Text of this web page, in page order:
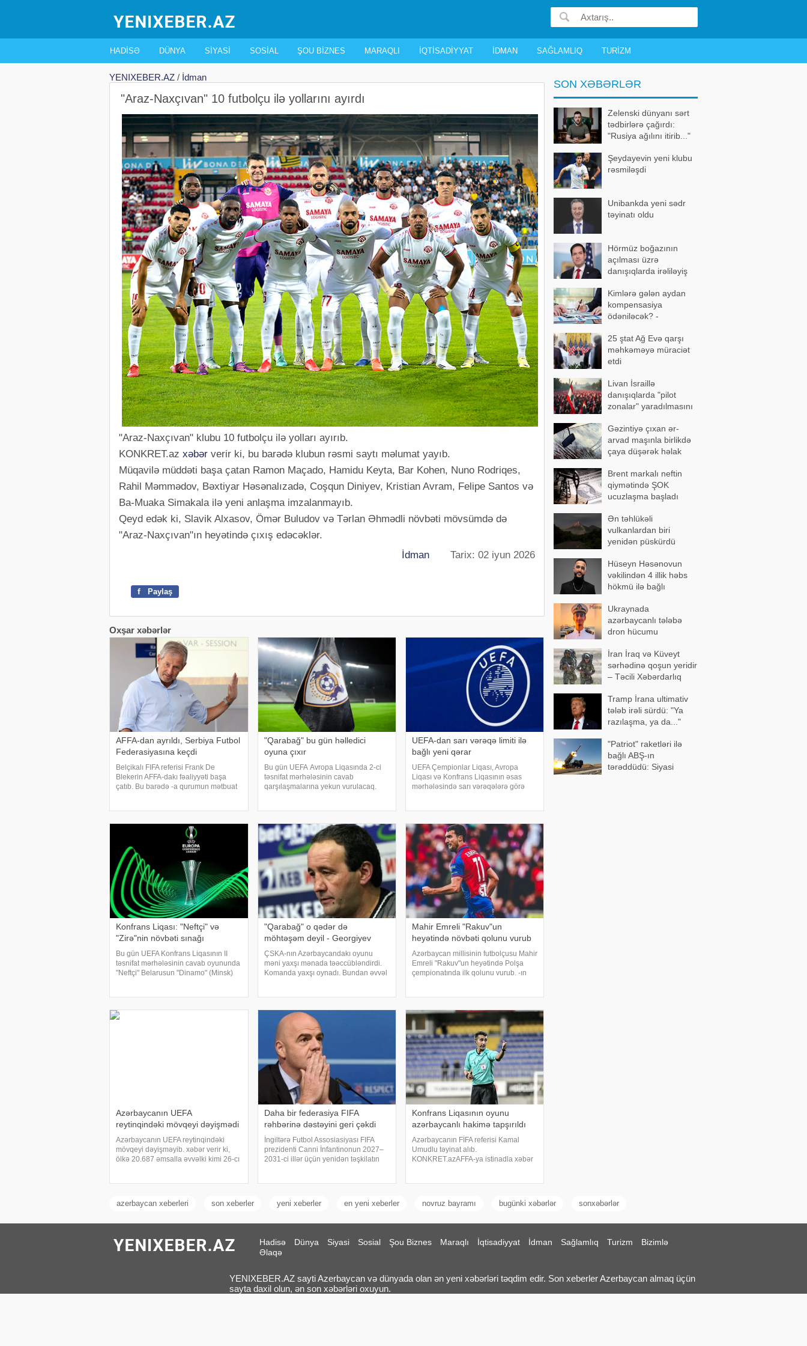
HADISƏ DÜNYA SIYASI SOSIAL ŞOU BIZNES MARAQLI İQTISADIYYAT İDMAN SAĞLAMLIQ TURIZM
YENIXEBER.AZ / İdman
"Araz-Naxçıvan" 10 futbolçu ilə yollarını ayırdı
"Araz-Naxçıvan" klubu 10 futbolçu ilə yolları ayırıb.
KONKRET.az xəbər verir ki, bu barədə klubun rəsmi saytı məlumat yayıb.
Müqavilə müddəti başa çatan Ramon Maçado, Hamidu Keyta, Bar Kohen, Nuno Rodriqes,
Rahil Məmmədov, Bəxtiyar Həsənalızadə, Coşqun Diniyev, Kristian Avram, Felipe Santos və
Ba-Muaka Simakala ilə yeni anlaşma imzalanmayıb.
Qeyd edək ki, Slavik Alxasov, Ömər Buludov və Tərlan Əhmədli növbəti mövsümdə də
"Araz-Naxçıvan"ın heyətində çıxış edəcəklər.
İdman Tarix: 02 iyun 2026
f Paylaş
Oxşar xəbərlər
AFFA-dan ayrıldı, Serbiya Futbol
Federasiyasına keçdi
Belçikalı FIFA referisi Frank De
Blekerin AFFA-dakı fəaliyyəti başa
çatıb. Bu barədə -a qurumun mətbuat
Bleker
"Qarabağ" bu gün həlledici
oyuna çıxır
Bu gün UEFA Avropa Liqasında 2-ci
təsnifat mərhələsinin cavab
qarşılaşmalarına yekun vurulacaq.
rəhbərlik etdiy
UEFA-dan sarı vərəqə limiti ilə
bağlı yeni qərar
UEFA Çempionlar Liqası, Avropa
Liqası və Konfrans Liqasının əsas
mərhələsində sarı vərəqələrə görə
vərəq
Konfrans Liqası: "Neftçi" və
"Zirə"nin növbəti sınağı
Bu gün UEFA Konfrans Liqasının II
təsnifat mərhələsinin cavab oyununda
"Neftçi" Belarusun "Dinamo" (Minsk)
"Qarabağ" o qədər də
möhtəşəm deyil - Georgiyev
ÇSKA-nın Azərbaycandakı oyunu
məni yaxşı mənada təəccübləndirdi.
Komanda yaxşı oynadı. Bundan əvvəl
istinadə
Mahir Emreli "Rakuv"un
heyətində növbəti qolunu vurub
Azərbaycan millisinin futbolçusu Mahir
Emreli "Rakuv"un heyətində Polşa
çempionatında ilk qolunu vurub. -ın
Azərbaycanın UEFA
reytinqindəki mövqeyi dəyişmədi
Azərbaycanın UEFA reytinqindəki
mövqeyi dəyişməyib. xəbər verir ki,
ölkə 20.687 əmsalla əvvəlki kimi 26-cı
Daha bir federasiya FIFA
rəhbərinə dəstəyini geri çəkdi
İngiltərə Futbol Assosiasiyası FIFA
prezidenti Canni İnfantinonun 2027–
2031-ci illər üçün yenidən təşkilatın
Konfrans Liqasının oyunu
azərbaycanlı hakimə tapşırıldı
Azərbaycanın FİFA referisi Kamal
Umudlu təyinat alıb.
KONKRET.azAFFA-ya istinadla xəbər
SON XƏBƏRLƏR
Zelenski dünyanı sərt
tədbirlərə çağırdı:
"Rusiya ağılını itirib..."
Şeydayevin yeni klubu
rəsmiləşdi
Unibankda yeni sədr
təyinatı oldu
Hörmüz boğazının
açılması üzrə
danışıqlarda irəliləyiş
Kimlərə gələn aydan
kompensasiya
ödəniləcək? -
25 ştat Ağ Evə qarşı
məhkəməyə müraciət
etdi
Livan İsraillə
danışıqlarda "pilot
zonalar" yaradılmasını
Gəzintiyə çıxan ər-
arvad maşınla birlikdə
çaya düşərək həlak
Brent markalı neftin
qiymətində ŞOK
ucuzlaşma başladı
Ən təhlükəli
vulkanlardan biri
yenidən püskürdü
Hüseyn Həsənovun
vəkilindən 4 illik həbs
hökmü ilə bağlı
Ukraynada
azərbaycanlı tələbə
dron hücumu
Vəziyyəti ağırdırİran İraq və Küveyt
sərhədinə qoşun yeridir
– Təcili Xəbərdarlıq
Tramp İrana ultimativ
tələb irəli sürdü: "Ya
razılaşma, ya da..."
"Patriot" raketləri ilə
bağlı ABŞ-ın
tərəddüdü: Siyasi
azerbaycan xeberleri son xeberler yeni xeberler en yeni xeberler novruz bayramı bugünki xəbərlər sonxəbərlər
Hadisə Dünya Siyasi Sosial Şou Biznes Maraqlı İqtisadiyyat İdman Sağlamlıq Turizm
Bizimlə
Əlaqə
YENIXEBER.AZ sayti Azerbaycan və dünyada olan ən yeni xəbərləri təqdim edir. Son xeberler Azerbaycan almaq üçün
sayta daxil olun, ən son xəbərləri oxuyun.